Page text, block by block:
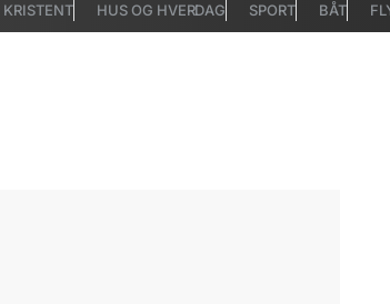
KRISTENT HUS OG HVERDAG SPORT BÅT